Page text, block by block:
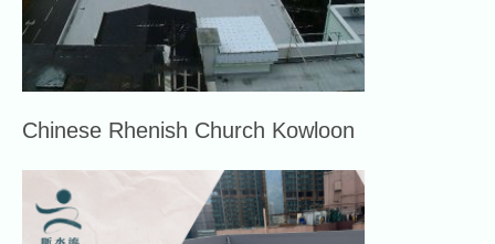
Chinese Rhenish Church Kowloon